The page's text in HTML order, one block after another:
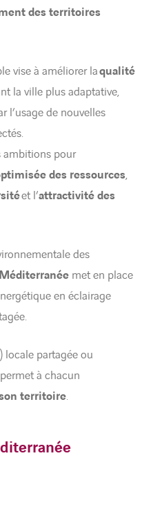
des territoires
vise à améliorer laqualité
la ville plus adaptative,
l’usage de nouvelles
ambitions pour
des ressources,
et l’attractivité des
des
Méditerranée met en place
en éclairage
locale partagée ou
à chacun
territoire.